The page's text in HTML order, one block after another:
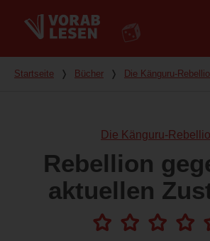
Du bist hier
Startseite ❭ Bücher ❭ Die Känguru-
Die Känguru-
Rebellion
aktuellen